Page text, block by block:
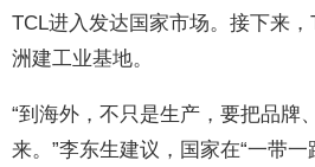
TCL进入发达国家市场。接下来
洲建工业基地。
“到海外，不只是生产，要把品牌
来。”李东生建议，国家在“一带